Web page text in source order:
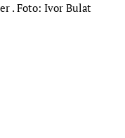
. Foto: Ivor Bulat